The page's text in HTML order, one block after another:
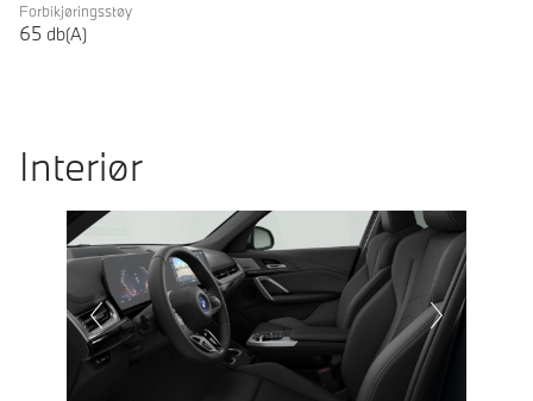
Forbikjøringsstøy
65 db(A)
Interiør
Next